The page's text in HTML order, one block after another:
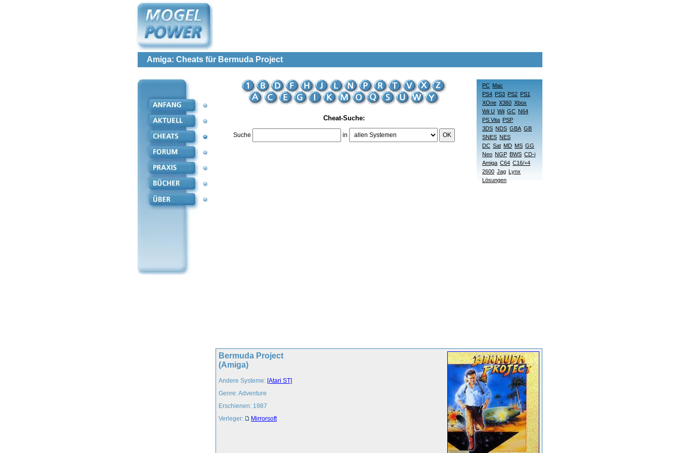
Amiga: Cheats für Bermuda Project
Cheat-Suche:
Suche in OK
PC Mac
PS4 PS3 PS2 PS1
XOne X360 Xbox
Wii U Wii GC N64
PS Vita PSP
3DS NDS GBA GB
SNES NES
DC Sat MD MS GG
Neo NGP BWS CD-i
Amiga C64 C16/+4
2600 Jag Lynx
Lösungen
Bermuda Project
(Amiga)
Andere Systeme: [Atari ST]
Genre: Adventure
Erschienen: 1987
Verleger:
Mirrorsoft